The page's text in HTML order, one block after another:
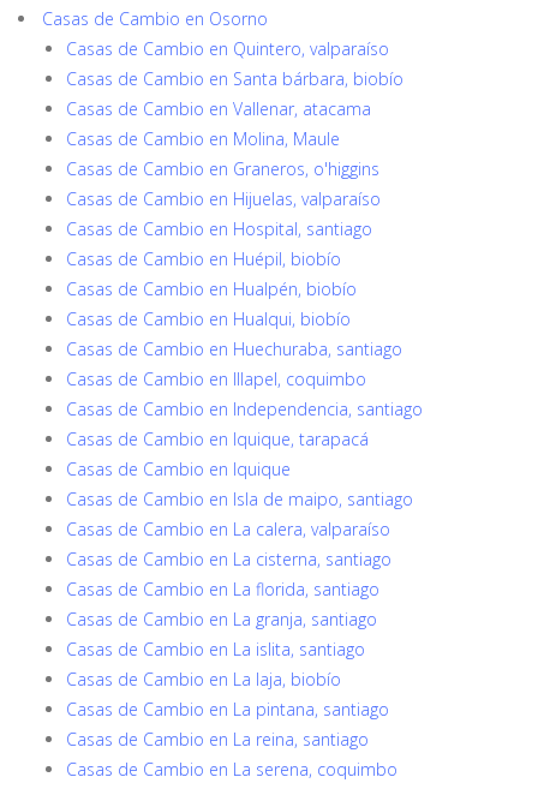
Casas de Cambio en Osorno
Casas de Cambio en Quintero, valparaíso
Casas de Cambio en Santa bárbara, biobío
Casas de Cambio en Vallenar, atacama
Casas de Cambio en Molina, Maule
Casas de Cambio en Graneros, o'higgins
Casas de Cambio en Hijuelas, valparaíso
Casas de Cambio en Hospital, santiago
Casas de Cambio en Huépil, biobío
Casas de Cambio en Hualpén, biobío
Casas de Cambio en Hualqui, biobío
Casas de Cambio en Huechuraba, santiago
Casas de Cambio en Illapel, coquimbo
Casas de Cambio en Independencia, santiago
Casas de Cambio en Iquique, tarapacá
Casas de Cambio en Iquique
Casas de Cambio en Isla de maipo, santiago
Casas de Cambio en La calera, valparaíso
Casas de Cambio en La cisterna, santiago
Casas de Cambio en La florida, santiago
Casas de Cambio en La granja, santiago
Casas de Cambio en La islita, santiago
Casas de Cambio en La laja, biobío
Casas de Cambio en La pintana, santiago
Casas de Cambio en La reina, santiago
Casas de Cambio en La serena, coquimbo